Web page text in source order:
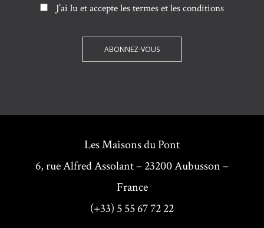
J’ai lu et accepte les termes et les conditions
Les Maisons du Pont
6, rue Alfred Assolant – 23200 Aubusson –
France
(+33) 5 55 67 72 22